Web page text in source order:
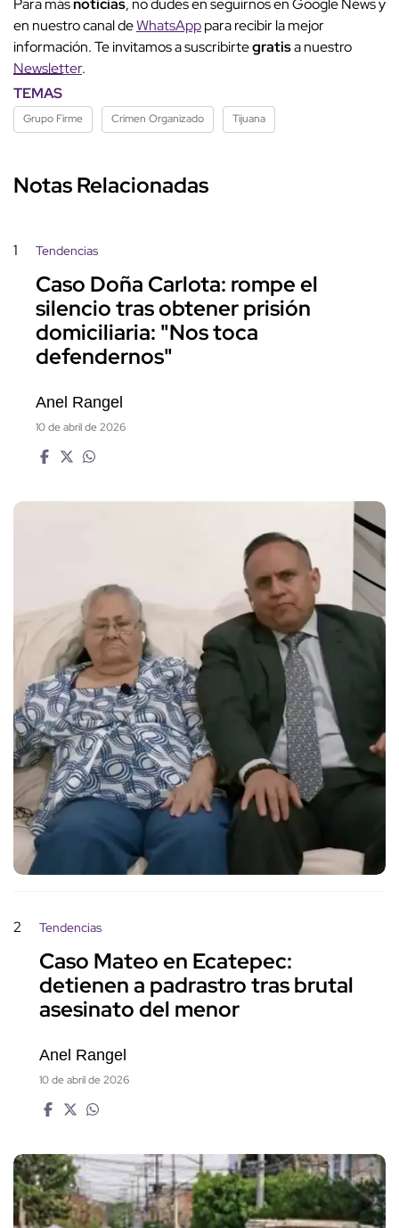
en nuestro canal deWhatsApppara recibir la mejor
información. Te invitamos a suscribirtegratisa nuestro
Newsletter.
TEMAS
Grupo Firme Crimen Organizado Tijuana
Notas Relacionadas
1 Tendencias
Caso Doña Carlota: rompe el
silencio tras obtener prisión
domiciliaria: "Nos toca
defendernos"
Anel Rangel
10 de abril de 2026
2 Tendencias
Caso Mateo en Ecatepec:
detienen a padrastro tras brutal
asesinato del menor
Anel Rangel
10 de abril de 2026